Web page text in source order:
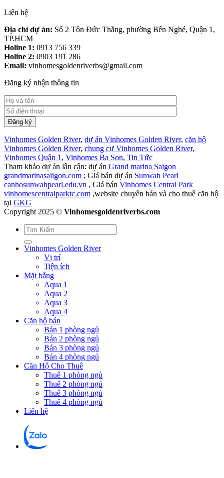
Liên hệ
Địa chỉ dự án: Số 2 Tôn Đức Thắng, phường Bến Nghé, Quận 1,
TP.HCM
Holine 1: 0913 756 339
Holine 2: 0903 191 286
Email: vinhomesgoldenriverbs@gmail.com
Đăng ký nhận thông tin
Vinhomes Golden River, dự án Vinhomes Golden River, căn hộ
Vinhomes Golden River, chung cư Vinhomes Golden River,
Vinhomes Quận 1 , Vinhomes Ba Son, Tin Tức
Tham khảo dự án lân cận: dự án Grand marina Saigon
grandmarinasaiigon.com ; Giá bán dự án Sunwah Pearl
canhosunwahpearl.edu.vn , Giá bán Vinhomes Central Park
vinhomescentralparktc.com ,website chuyên bán và cho thuê căn hộ
tại GKG
Copyright 2025 © Vinhomesgoldenriverbs.com
Vinhomes Golden River
Vị trí
Tiện ích
Mặt bằng
Aqua 1
Aqua 2
Aqua 3
Aqua 4
Căn hộ bán
Bán 1 phòng ngủ
Bán 2 phòng ngủ
Bán 3 phòng ngủ
Bán 4 phòng ngủ
Căn Hộ Cho Thuê
Thuê 1 phòng ngủ
Thuê 2 phòng ngủ
Thuê 3 phòng ngủ
Thuê 4 phòng ngủ
Liên hệ